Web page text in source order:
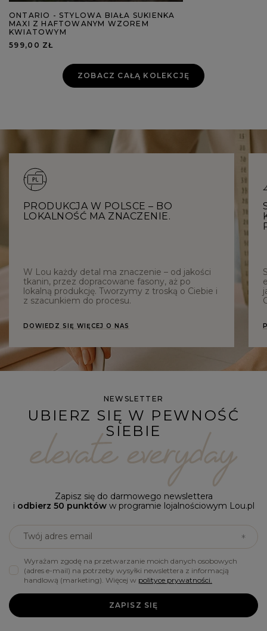
ONTARIO - STYLOWA BIAŁA SUKIENKA
MAXI Z HAFTOWANYM WZOREM
KWIATOWYM
599,00 ZŁ
ZOBACZ CAŁĄ KOLEKCJĘ
PRODUKCJA W POLSCE – BO
LOKALNOŚĆ MA ZNACZENIE.
W Lou każdy detal ma znaczenie – od jakości
tkanin, przez dopracowane fasony, aż po
lokalną produkcję. Tworzymy z troską o Ciebie i
z szacunkiem do procesu.
DOWIEDZ SIĘ WIĘCEJ O NAS
NEWSLETTER
UBIERZ SIĘ W PEWNOŚĆ
SIEBIE
Zapisz się do darmowego newslettera
i odbierz 50 punktóww programie lojalnościowym Lou.pl
Twój adres email
Wyrażam zgodę na przetwarzanie moich danych osobowych
(adres e-mail) na potrzeby wysyłki newslettera z informacją
handlową (marketing). Więcej w polityce prywatności.
ZAPISZ SIĘ